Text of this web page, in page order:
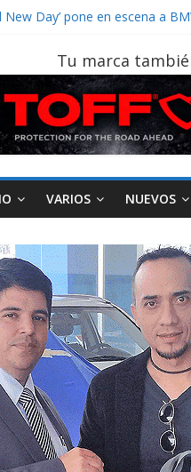
New Day’ pone en escena a
recorre 7 provincias en 8
para cubrir las rutas de La
protagonismo a la hora de
Tu marca
VARIOS NUEVOS
tu
AEADE
Movilidad
destino
en la